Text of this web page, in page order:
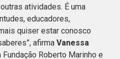
atividades. É uma
educadores,
quiser estar conosco
afirma Vanessa
Roberto Marinho e